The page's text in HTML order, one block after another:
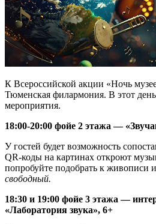
К Всероссийской акции «Ночь
Тюменская филармония. В этот день
мероприятия.
18:00-20:00 фойе 2 этажа —
У гостей будет возможность
QR-коды на картинах откроют
попробуйте подобрать к живописи
свободный.
18:30 и 19:00 фойе 3 этажа —
«Лаборатория звука», 6+